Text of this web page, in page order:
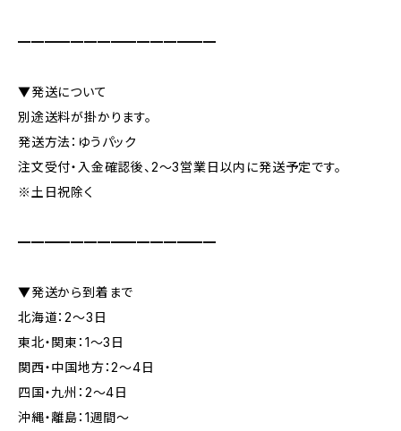
━━━━━━━━━━━━━━━
▼発送について
別途送料が掛かります。
発送方法：ゆうパック
注文受付・入金確認後、2～3営業日以内に発送予定です。
※土日祝除く
━━━━━━━━━━━━━━━
▼発送から到着まで
北海道：2～3日
東北・関東：1～3日
関西・中国地方：2～4日
四国・九州：2～4日
沖縄・離島：1週間～